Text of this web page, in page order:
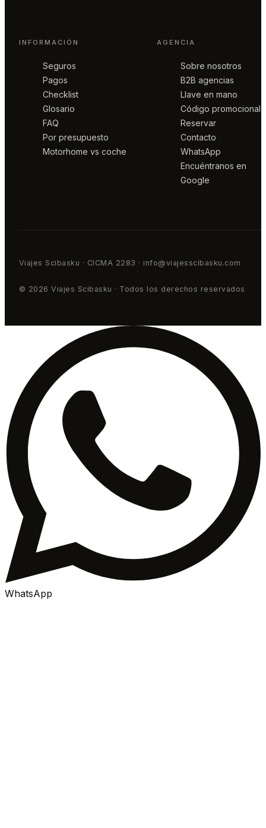
INFORMACIÓN
Seguros
Pagos
Checklist
Glosario
FAQ
Por presupuesto
Motorhome vs coche
AGENCIA
Sobre nosotros
B2B agencias
Llave en mano
Código promocional
Reservar
Contacto
WhatsApp
Encuéntranos en
Google
Viajes Scibasku · CICMA 2283 · info@viajesscibasku.com
© 2026 Viajes Scibasku · Todos los derechos reservados
WhatsApp